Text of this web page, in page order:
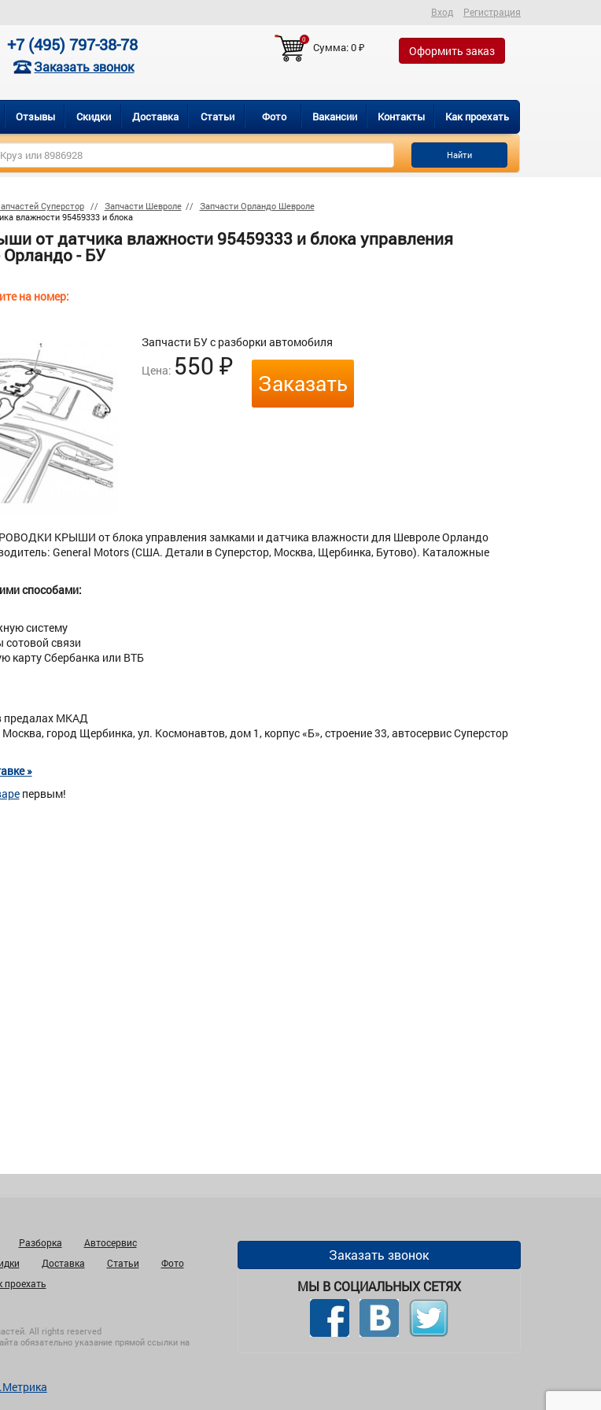
Вход Регистрация
+7 (495) 797-38-78
Заказать звонок
0
Сумма:0₽ Оформить заказ
Отзывы Скидки Доставка Статьи Фото Вакансии Контакты Как проехать
Найти
Суперстор Запчасти Шевроле
Запчасти Орландо Шевроле
влажности 95459333 и блока
от датчика влажности 95459333 и блока управления
- БУ
на номер:
Запчасти БУ с разборки автомобиля
Цена: 550₽
Заказать
КРЫШИ от блока управления замками и датчика влажности для Шевроле Орландо
General Motors (США. Детали в Суперстор, Москва, Щербинка, Бутово). Каталожные
способами:
систему
сотовой связи
карту Сбербанка или ВТБ
предалах МКАД
город Щербинка, ул. Космонавтов, дом 1, корпус «Б», строение 33, автосервис Суперстор
»
первым!
Разборка
Автосервис
Доставка Статьи
Фото
проехать
All rights reserved
обязательно указание прямой ссылки на
Заказать звонок
МЫ В СОЦИАЛЬНЫХ СЕТЯХ